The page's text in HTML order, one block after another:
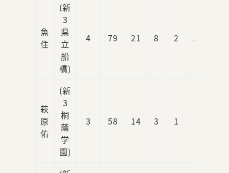
魚
住
(新
3
県
立
船
橋)
4 79 21 8 2 3
萩
原
佑
(新
3
桐
蔭
学
園)
3 58 14 3 1